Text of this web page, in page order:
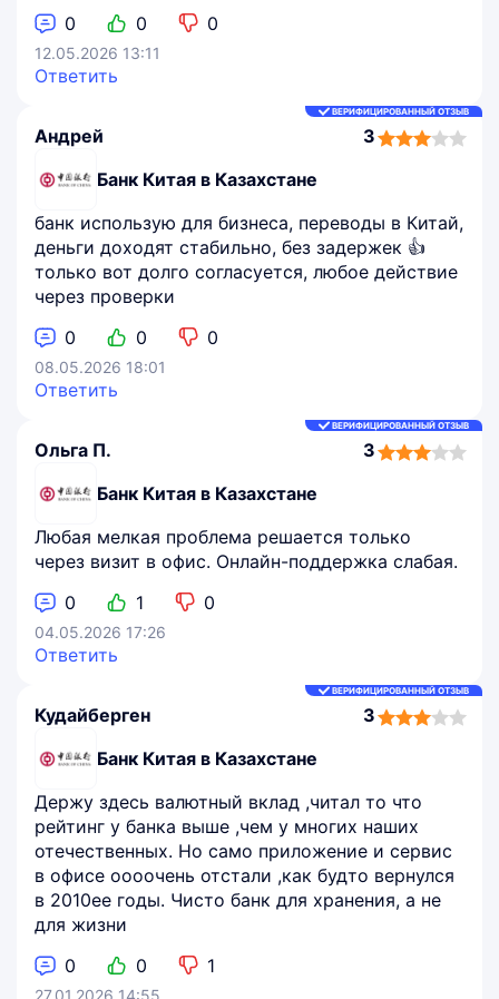
0
0 0
12.05.2026 13:11
Ответить
Андрей
Банк Китая в Казахстане
ВЕРИФИЦИРОВАННЫЙ ОТЗЫВ
3
3,0
банк использую для бизнеса, переводы в Китай,
деньги доходят стабильно, без задержек 👍
только вот долго согласуется, любое действие
через проверки
0
0 0
08.05.2026 18:01
Ответить
Ольга П.
Банк Китая в Казахстане
ВЕРИФИЦИРОВАННЫЙ ОТЗЫВ
3
3,0
Любая мелкая проблема решается только
через визит в офис. Онлайн-поддержка слабая.
0
1 0
04.05.2026 17:26
Ответить
Кудайберген
Банк Китая в Казахстане
ВЕРИФИЦИРОВАННЫЙ ОТЗЫВ
3
3,0
Держу здесь валютный вклад ,читал то что
рейтинг у банка выше ,чем у многих наших
отечественных. Но само приложение и сервис
в офисе оооочень отстали ,как будто вернулся
в 2010ее годы. Чисто банк для хранения, а не
для жизни
0
0 1